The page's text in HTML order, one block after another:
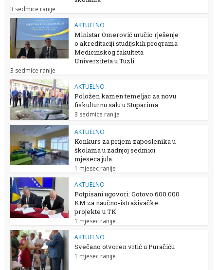
3 sedmice ranije
AKTUELNO
Ministar Omerović uručio rješenje
o akreditaciji studijskih programa
Medicinskog fakulteta
Univerziteta u Tuzli
3 sedmice ranije
AKTUELNO
Položen kamen temeljac za novu
fiskulturnu salu u Stuparima
3 sedmice ranije
AKTUELNO
Konkurs za prijem zaposlenika u
školama u zadnjoj sedmici
mjeseca jula
1 mjesec ranije
AKTUELNO
Potpisani ugovori: Gotovo 600.000
KM za naučno-istraživačke
projekte u TK
1 mjesec ranije
AKTUELNO
Svečano otvoren vrtić u Puračiću
1 mjesec ranije